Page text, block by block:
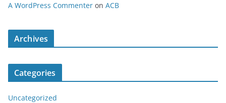
A WordPress Commenter on ACB
Archives
Categories
Uncategorized